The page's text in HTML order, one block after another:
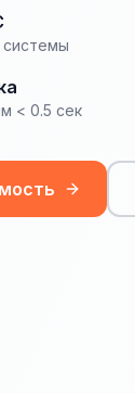
системы
< 0.5 сек